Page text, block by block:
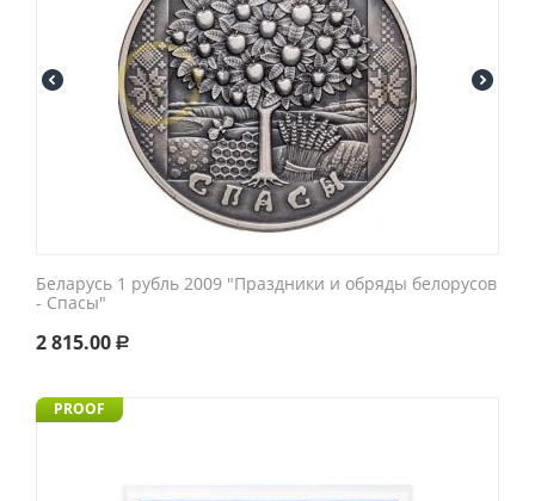
Беларусь 1 рубль 2009 "Праздники и обряды белорусов
- Спасы"
2 815.00 Р
PROOF